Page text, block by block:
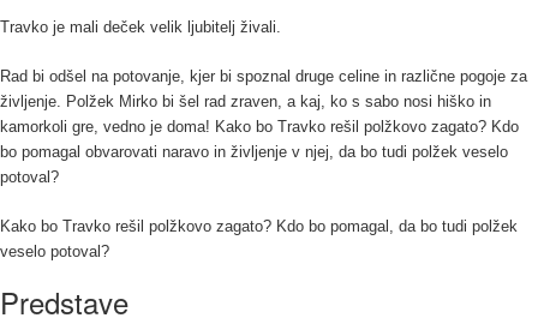
Travko je mali deček velik ljubitelj živali.
Rad bi odšel na potovanje, kjer bi spoznal druge celine in različne pogoje za
življenje. Polžek Mirko bi šel rad zraven, a kaj, ko s sabo nosi hiško in
kamorkoli gre, vedno je doma! Kako bo Travko rešil polžkovo zagato? Kdo
bo pomagal obvarovati naravo in življenje v njej, da bo tudi polžek veselo
potoval?
Kako bo Travko rešil polžkovo zagato? Kdo bo pomagal, da bo tudi polžek
veselo potoval?
Predstave